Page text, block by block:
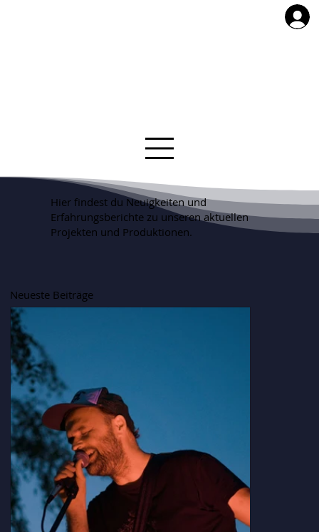
Neueste Beiträge
Hier findest du Neuigkeiten und
Erfahrungsberichte zu unseren aktuellen
Projekten und Produktionen.